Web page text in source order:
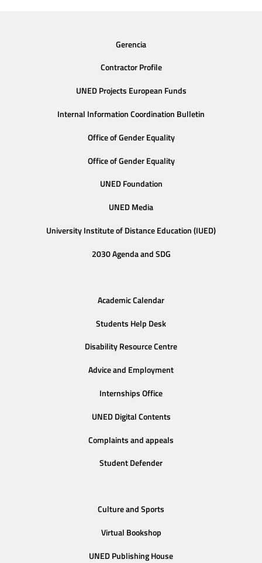
Gerencia
Contractor Profile
UNED Projects European Funds
Internal Information Coordination Bulletin
Office of Gender Equality
Office of Gender Equality
UNED Foundation
UNED Media
University Institute of Distance Education (IUED)
2030 Agenda and SDG
Academic Calendar
Students Help Desk
Disability Resource Centre
Advice and Employment
Internships Office
UNED Digital Contents
Complaints and appeals
Student Defender
Culture and Sports
Virtual Bookshop
UNED Publishing House